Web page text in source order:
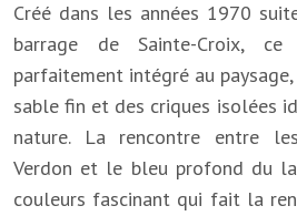
Créé dans les années 1970
barrage de Sainte-Croix,
parfaitement intégré au
sable fin et des criques isolées
nature. La rencontre entre
Verdon et le bleu profond du
couleurs fascinant qui fait la